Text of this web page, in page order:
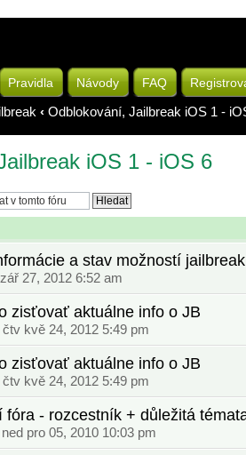
Pravidla Návody FAQ
‹ Odblokování, Jailbreak iOS 1 -
iOS 1 - iOS 6
a stav možností
27, 2012 6:52 am
zisťovať aktuálne info o JB
kvě 24, 2012 5:49 pm
zisťovať aktuálne info o JB
kvě 24, 2012 5:49 pm
fóra - rozcestník + důležitá
pro 05, 2010 10:03 pm